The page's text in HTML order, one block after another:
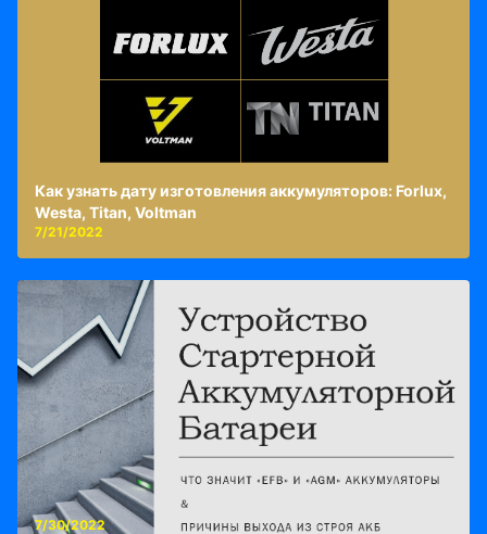
Как узнать дату изготовления аккумуляторов: Forlux,
Westa, Titan, Voltman
7/21/2022
7/30/2022